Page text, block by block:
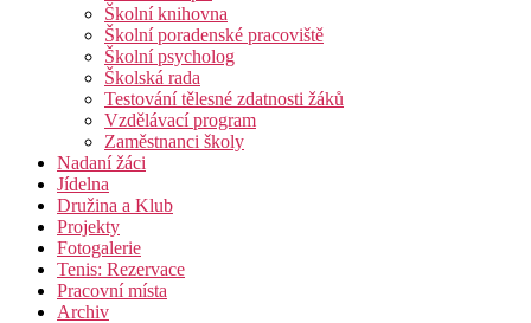
Školní knihovna
Školní poradenské pracoviště
Školní psycholog
Školská rada
Testování tělesné zdatnosti žáků
Vzdělávací program
Zaměstnanci školy
Nadaní žáci
Jídelna
Družina a Klub
Projekty
Fotogalerie
Tenis: Rezervace
Pracovní místa
Archiv